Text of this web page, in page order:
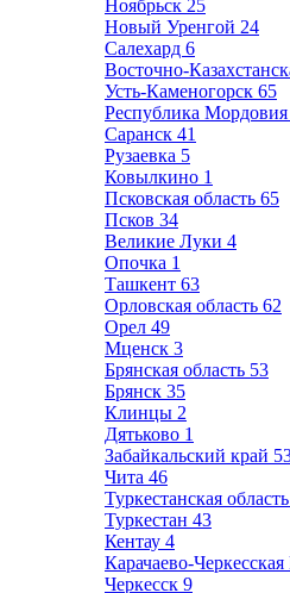
Ноябрьск 25
Новый Уренгой 24
Салехард 6
Восточно-
Усть-Каменогорск 65
Республика Мордовия
Саранск 41
Рузаевка 5
Ковылкино 1
Псковская область 65
Псков 34
Великие Луки 4
Опочка 1
Ташкент 63
Орловская область 62
Орел 49
Мценск 3
Брянская область 53
Брянск 35
Клинцы 2
Дятьково 1
Забайкальский край
Чита 46
Туркестанская область
Туркестан 43
Кентау 4
Карачаево-
Черкесск 9